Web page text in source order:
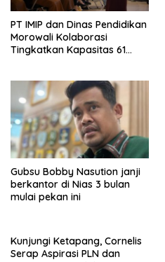
PT IMIP dan Dinas Pendidikan
Morowali Kolaborasi
Tingkatkan Kapasitas 61
Gubsu Bobby Nasution janji
berkantor di Nias 3 bulan
mulai pekan ini
Kunjungi Ketapang, Cornelis
Serap Aspirasi PLN dan